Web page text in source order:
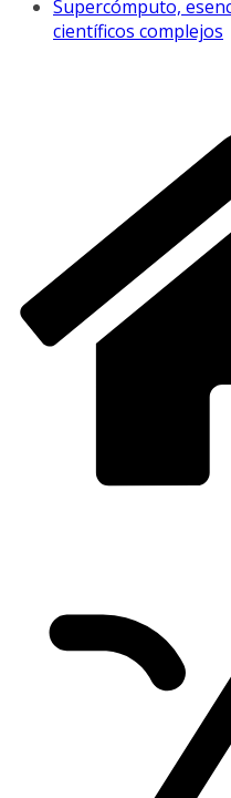
Supercómputo,
científicos complejos